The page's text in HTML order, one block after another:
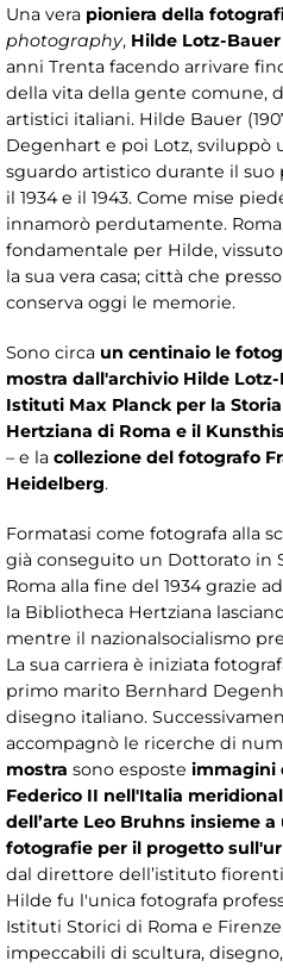
Una vera pioniera della
photography, Hilde Lotz-Bauer
anni Trenta facendo arrivare
della vita della gente comune,
artistici italiani. Hilde Bauer
Degenhart e poi Lotz, sviluppò
sguardo artistico durante il
il 1934 e il 1943. Come mise
innamorò perdutamente.
fondamentale per Hilde,
la sua vera casa; città che
conserva oggi le memorie.
Sono circa un centinaio le
mostra dall'archivio Hilde
Istituti Max Planck per la
Hertziana di Roma e il
– e la collezione del fotografo
Heidelberg.
Formatasi come fotografa alla
già conseguito un Dottorato in
Roma alla fine del 1934 grazie
la Bibliotheca Hertziana
mentre il nazionalsocialismo
La sua carriera è iniziata
primo marito Bernhard
disegno italiano.
accompagnò le ricerche di
mostra sono esposte immagini
Federico II nell'Italia
dell’arte Leo Bruhns insieme
fotografie per il progetto
dal direttore dell’istituto
Hilde fu l'unica fotografa
Istituti Storici di Roma e
impeccabili di scultura,